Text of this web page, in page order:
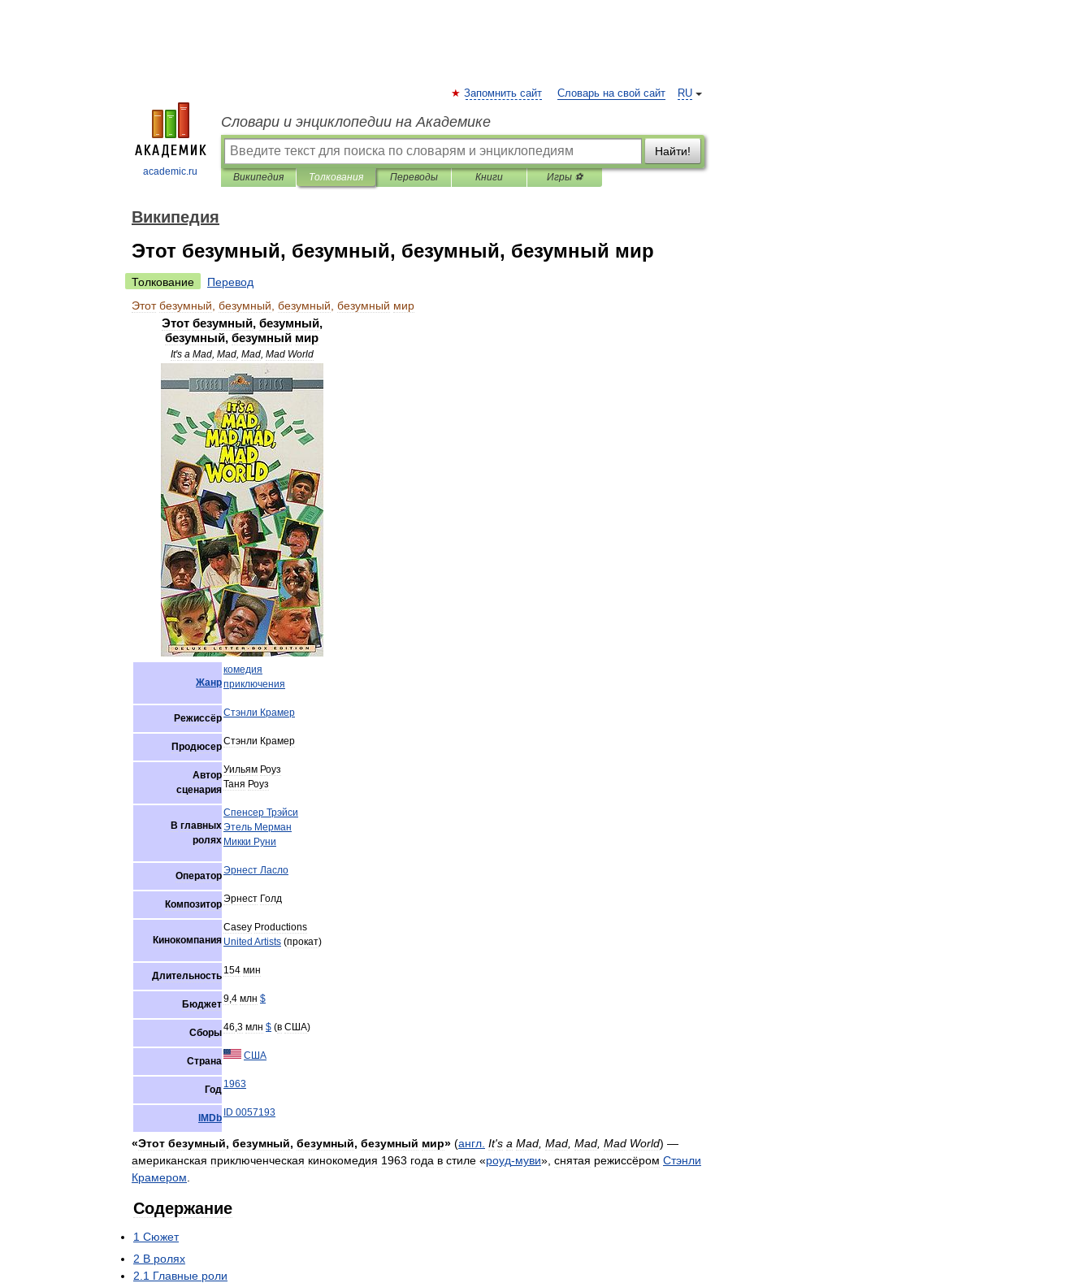
academic.ru
RU
Запомнить сайт Словарь на свой сайт
Словари и энциклопедии на Академике
Найти!
Википедия Толкования Переводы Книги Игры ⚽
Википедия
Этот безумный, безумный, безумный, безумный мир
Толкование
Перевод
Этот безумный безумный безумный безумный мир
Этот безумный, безумный,
безумный, безумный мир
It's a Mad, Mad, Mad, Mad World
Жанр
комедия
приключения
РежиссёрСтэнли Крамер
ПродюсерСтэнли Крамер
Автор
сценария
Уильям Роуз
Таня Роуз
В главных
ролях
Спенсер Трэйси
Этель Мерман
Микки Руни
ОператорЭрнест Ласло
КомпозиторЭрнест Голд
Кинокомпания
Casey Productions
United Artists (прокат)
Длительность 154 мин
Бюджет9,4 млн $
Сборы46,3 млн $ (в США)
Страна США
Год 1963
IMDb ID 0057193
«Этот безумный, безумный, безумный, безумный мир» (англ It's a Mad Mad Mad Mad World) —
американская приключенческая кинокомедия 1963 года в стиле «роуд-муви», снятая режиссёром Стэнли
Крамером
Содержание
1 Сюжет
2 В ролях
2 1 Главные роли